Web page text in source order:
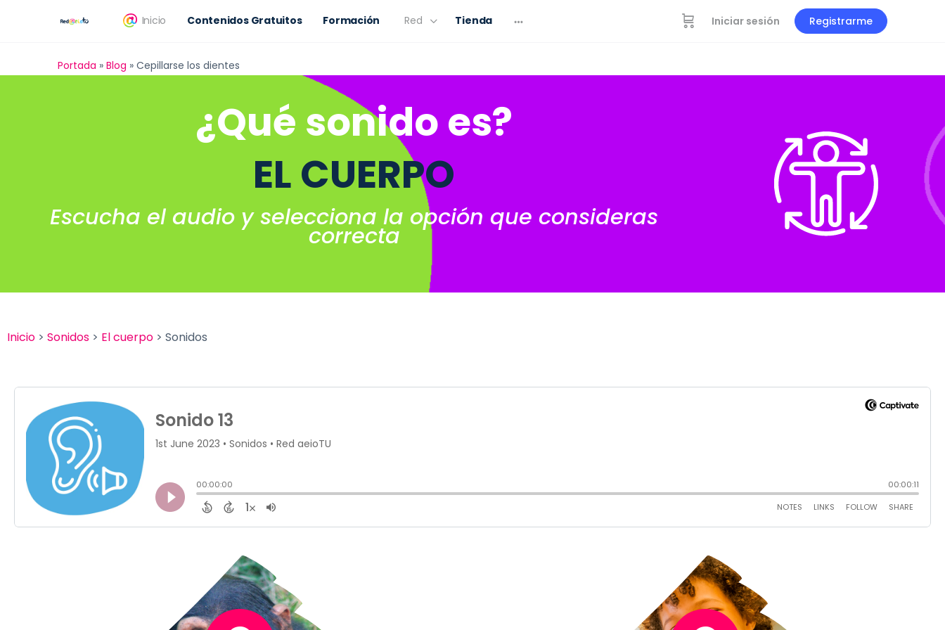
Inicio Contenidos Gratuitos Formación Red Tienda Iniciar sesión Registrarme
Portada » Blog » Cepillarse los dientes
¿Qué sonido es?
EL CUERPO
Escucha el audio y selecciona la opción que consideras
correcta
Inicio > Sonidos > El cuerpo > Sonidos